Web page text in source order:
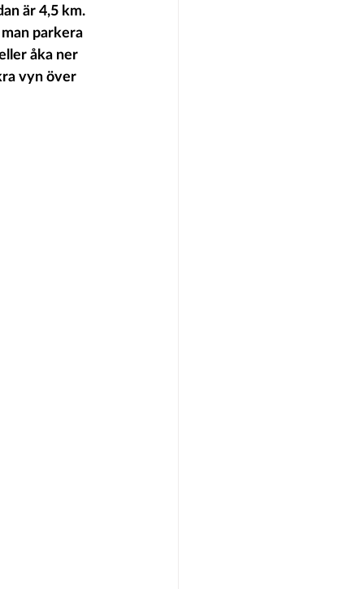
är 4,5 km.
parkera
åka ner
vyn över